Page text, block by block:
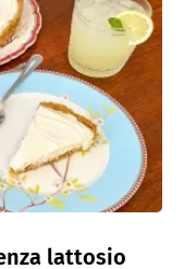
lattosio